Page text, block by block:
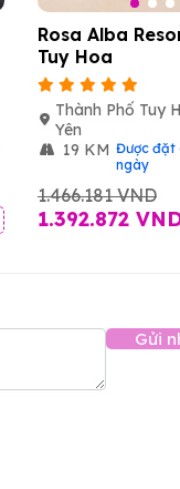
Rosa Alba
Tuy Hoa
Thành Phố Tuy
Yên
19 KM Được đặt
ngày
1.466.181 VND
1.392.872
Gửi